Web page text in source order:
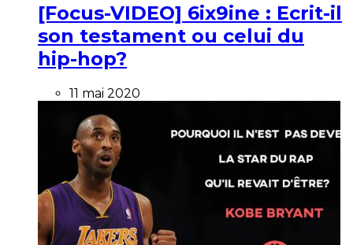
[Focus-VIDEO] 6ix9ine : Ecrit-il
son testament ou celui du
hip-hop?
11 mai 2020